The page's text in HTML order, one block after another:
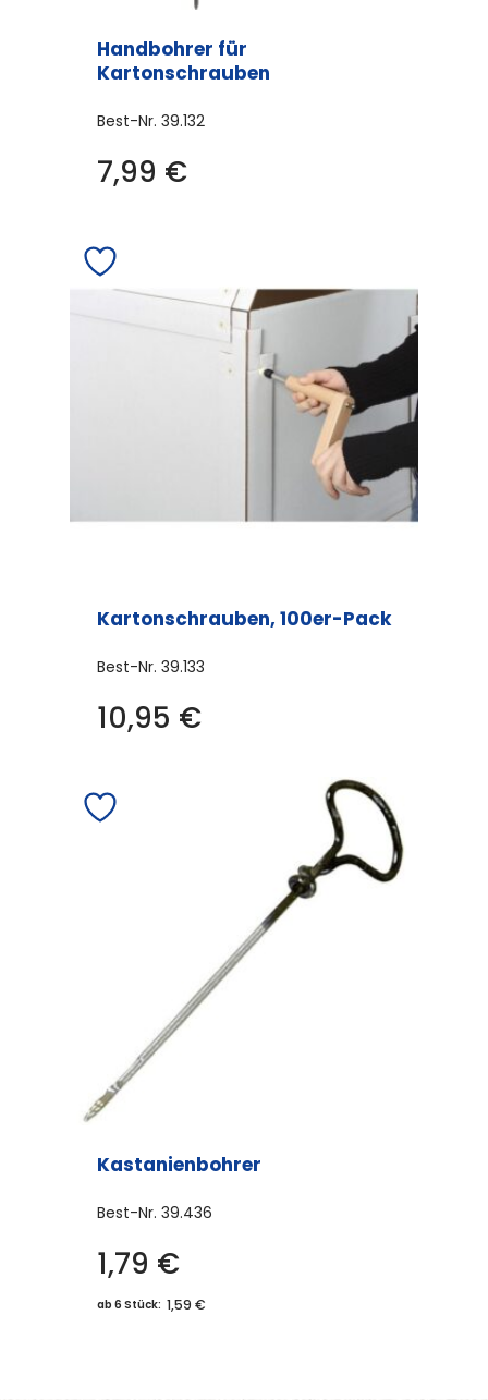
Handbohrer für
Kartonschrauben
Best-Nr. 39.132
7,99 €
Kartonschrauben, 100er-Pack
Best-Nr. 39.133
10,95 €
Kastanienbohrer
Best-Nr. 39.436
1,79 €
ab 6 Stück: 1,59 €